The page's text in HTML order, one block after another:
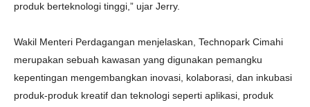
produk berteknologi tinggi,” ujar Jerry.
Wakil Menteri Perdagangan menjelaskan, Technopark Cimahi
merupakan sebuah kawasan yang digunakan pemangku
kepentingan mengembangkan inovasi, kolaborasi, dan inkubasi
produk-produk kreatif dan teknologi seperti aplikasi, produk